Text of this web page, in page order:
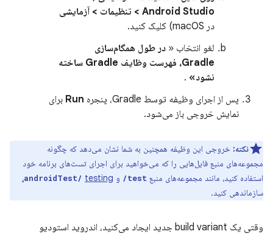
Android Studio > تنظیمات > آزمایشی
در macOS) کلیک کنید.
لغو انتخاب « در طول همگام‌سازی
Gradle، فهرست وظایف Gradle ساخته
نشود» .
پس از اجرای وظیفه توسط Gradle، پنجره
Run برای
نمایش خروجی باز می‌شود.
نکته: خروجی این وظیفه همچنین به شما نشان می‌دهد که چگونه
مجموعه‌های منبع فایل‌هایی را که می‌خواهید برای اجرای تست‌های برنامه خود
استفاده کنید، مانند مجموعه‌های منبع test/ و androidTest/ testing،
سازماندهی کنید.
وقتی یک build variant جدید ایجاد می‌کنید، اندروید استودیو